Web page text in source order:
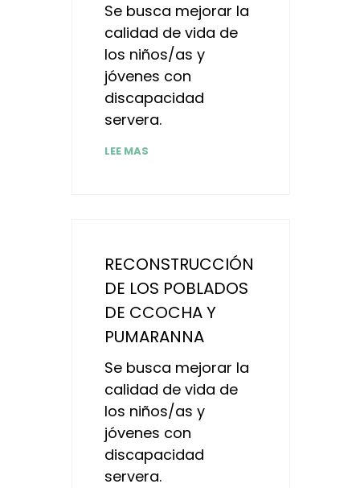
Se busca mejorar la
calidad de vida de
los niños/as y
jóvenes con
discapacidad
servera.
LEE MAS
RECONSTRUCCIÓN
DE LOS POBLADOS
DE CCOCHA Y
PUMARANNA
Se busca mejorar la
calidad de vida de
los niños/as y
jóvenes con
discapacidad
servera.